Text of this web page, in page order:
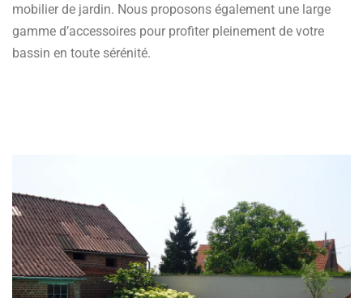
mobilier de jardin. Nous proposons également une large
gamme d’accessoires pour profiter pleinement de votre
bassin en toute sérénité.